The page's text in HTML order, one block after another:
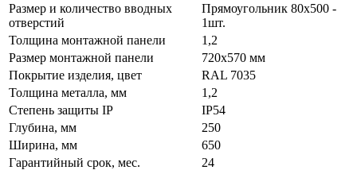
Размер и количество вводных
отверстий
Прямоугольник 80х500 -
1шт.
Толщина монтажной панели
1,2
Размер монтажной панели
720х570 мм
Покрытие изделия, цвет
RAL 7035
Толщина металла, мм
1,2
Степень защиты IP
IP54
Глубина, мм
250
Ширина, мм
650
Гарантийный срок, мес.
24